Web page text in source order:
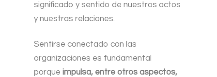
significado y sentido de nuestros actos
y nuestras relaciones.
Sentirse conectado con las
organizaciones es fundamental
porque impulsa, entre otros aspectos,